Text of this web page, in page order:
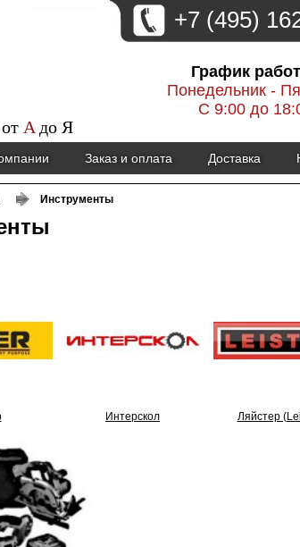
+7 (495)
График
Понедельник -
С 9:00 до
Aдо Я
Заказ и оплата Доставка
Инструменты
Интерскол Ляйстер